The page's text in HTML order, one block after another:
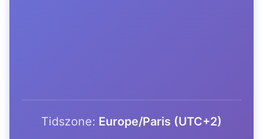
Tidszone: Europe/Paris (UTC+2)